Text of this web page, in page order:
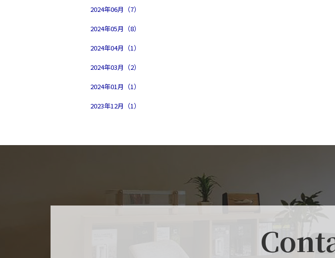
2024年06月（7）
2024年05月（8）
2024年04月（1）
2024年03月（2）
2024年01月（1）
2023年12月（1）